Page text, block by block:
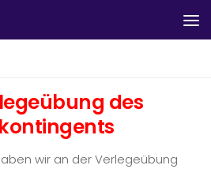
des
wir an der Verlegeübung